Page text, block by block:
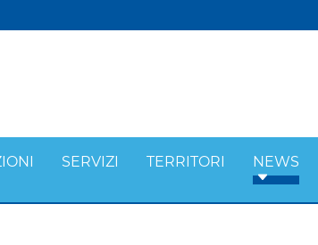
SERVIZI TERRITORI NEWS